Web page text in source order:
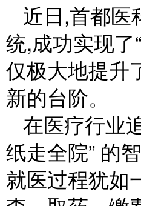
近日,首都医
统,成功实现
仅极大地提升
新的台阶。
在医疗行业
纸走全院” 的
就医过程犹如